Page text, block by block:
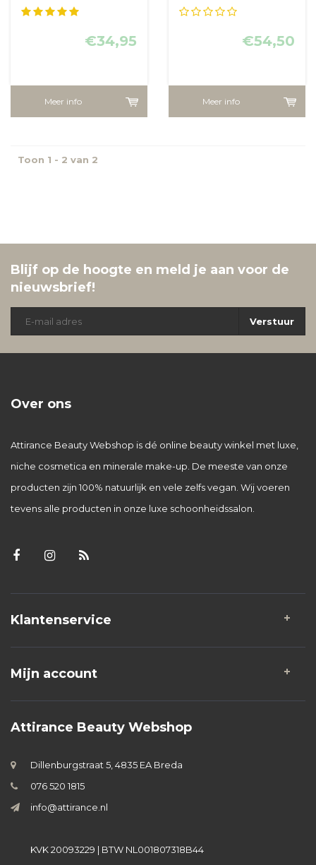
Miracle Formula
roodheid crème
€34,95
Meer info
€54,50
Meer info
Toon 1 - 2 van 2
Blijf op de hoogte en meld je aan voor de
nieuwsbrief!
Verstuur
Over ons
Attirance Beauty Webshop is dé online beauty winkel met luxe,
niche cosmetica en minerale make-up. De meeste van onze
producten zijn 100% natuurlijk en vele zelfs vegan. Wij voeren
tevens alle producten in onze luxe schoonheidssalon.
Klantenservice
Mijn account
Attirance Beauty Webshop
Dillenburgstraat 5, 4835 EA Breda
076 520 1815
info@attirance.nl
KVK 20093229 | BTW NL001807318B44